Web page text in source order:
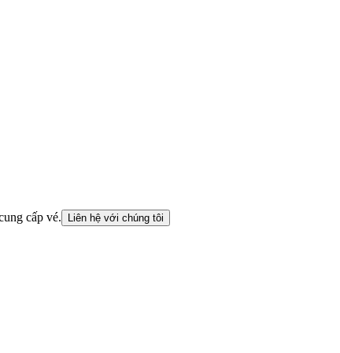
cấp vé.
Liên hệ với chúng tôi